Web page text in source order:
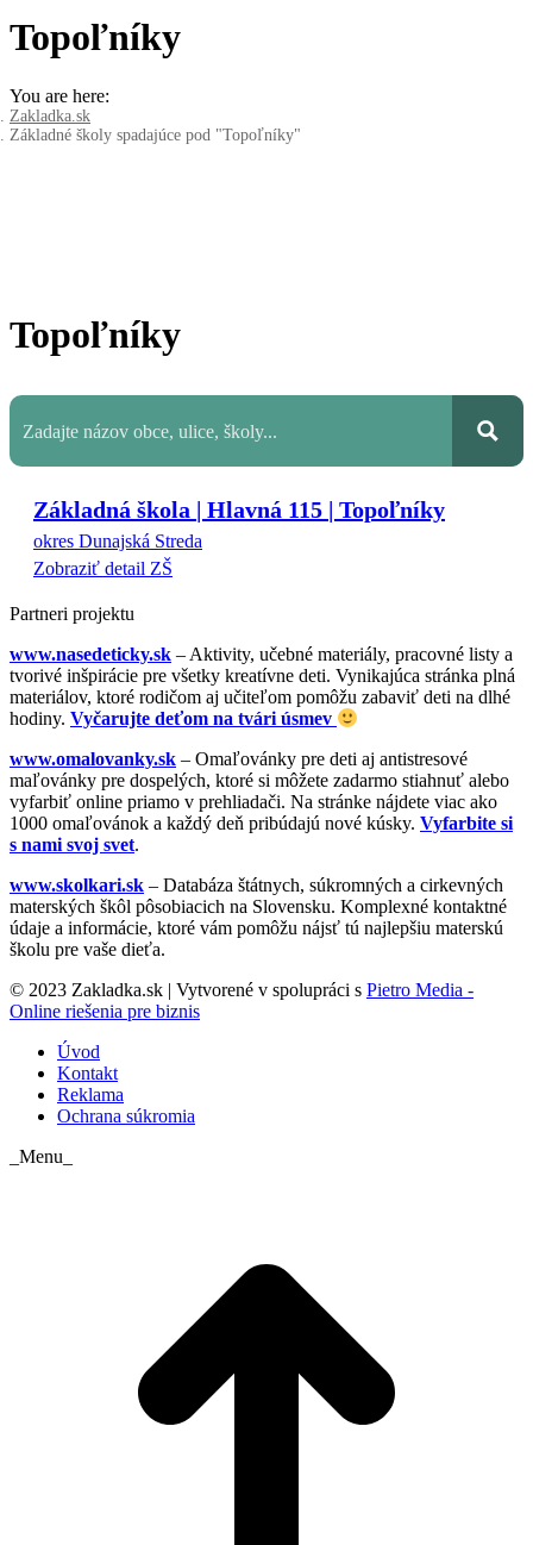
Topoľníky
You are here:
Zakladka.sk
Základné školy spadajúce pod "Topoľníky"
Topoľníky
Základná škola | Hlavná 115 | Topoľníky
okres Dunajská Streda
Zobraziť detail ZŠ
Partneri projektu
www.nasedeticky.sk – Aktivity, učebné materiály, pracovné listy a
tvorivé inšpirácie pre všetky kreatívne deti. Vynikajúca stránka plná
materiálov, ktoré rodičom aj učiteľom pomôžu zabaviť deti na dlhé
hodiny. Vyčarujte deťom na tvári úsmev
www.omalovanky.sk – Omaľovánky pre deti aj antistresové
maľovánky pre dospelých, ktoré si môžete zadarmo stiahnuť alebo
vyfarbiť online priamo v prehliadači. Na stránke nájdete viac ako
1000 omaľovánok a každý deň pribúdajú nové kúsky. Vyfarbite si
s nami svoj svet.
www.skolkari.sk – Databáza štátnych, súkromných a cirkevných
materských škôl pôsobiacich na Slovensku. Komplexné kontaktné
údaje a informácie, ktoré vám pomôžu nájsť tú najlepšiu materskú
školu pre vaše dieťa.
© 2023 Zakladka.sk | Vytvorené v spolupráci s Pietro Media -
Online riešenia pre biznis
Úvod
Kontakt
Reklama
Ochrana súkromia
_Menu_